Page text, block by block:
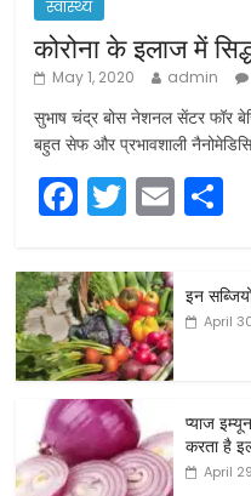
स्वास्थ्य
कोरोना के इलाज में
May 1, 2020 admin
सुभाष चंद्र बोस नेशनल सेंटर फॉर
बहुत सेफ और प्रभावशाली
F
a
c
e
b
o
o
k
T
w
itt
er
E
m
e
इन
April
प्याज
करता है
April